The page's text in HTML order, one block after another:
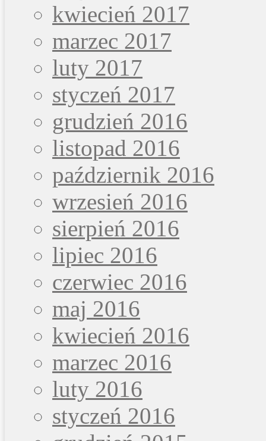
kwiecień 2017
marzec 2017
luty 2017
styczeń 2017
grudzień 2016
listopad 2016
październik 2016
wrzesień 2016
sierpień 2016
lipiec 2016
czerwiec 2016
maj 2016
kwiecień 2016
marzec 2016
luty 2016
styczeń 2016